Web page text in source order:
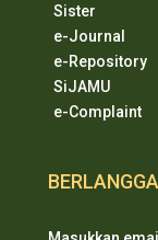
Sister
e-Journal
e-Repository
SiJAMU
e-Complaint